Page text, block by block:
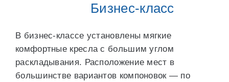
Бизнес-класс
В бизнес-классе установлены мягкие
комфортные кресла с большим углом
раскладывания. Расположение мест в
большинстве вариантов компоновок — по